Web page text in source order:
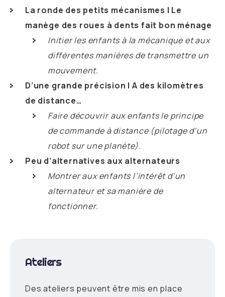
La ronde des petits mécanismes | Le
manège des roues à dents fait bon ménage
Initier les enfants à la mécanique et aux
différentes manières de transmettre un
mouvement.
D’une grande précision | A des kilomètres
de distance…
Faire découvrir aux enfants le principe
de commande à distance (pilotage d’un
robot sur une planète).
Peu d’alternatives aux alternateurs
Montrer aux enfants l’intérêt d’un
alternateur et sa manière de
fonctionner.
Ateliers
Des ateliers peuvent être mis en place